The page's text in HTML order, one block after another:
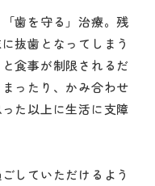
歯を守る」治療。残
抜歯となってしまう
食事が制限されるだ
ったり、かみ合わせ
た以上に生活に支障
していただけるよう